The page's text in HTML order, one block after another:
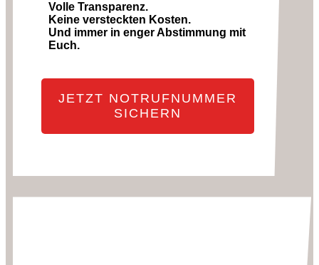
Volle Transparenz.
Keine versteckten Kosten.
Und immer in enger Abstimmung mit
Euch.
JETZT NOTRUFNUMMER
SICHERN